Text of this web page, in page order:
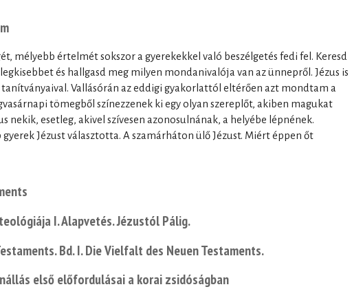
mélyebb értelmét sokszor a gyerekekkel való beszélgetés fedi fel. Keresd
és hallgasd meg milyen mondanivalója van az ünnepről. Jézus is
Vallásórán az eddigi gyakorlattól eltérően azt mondtam a
tömegből színezzenek ki egy olyan szereplőt, akiben magukat
nekik, esetleg, akivel szívesen azonosulnának, a helyébe lépnének.
Jézust választotta. A szamárháton ülő Jézust. Miért éppen őt
I. Alapvetés. Jézustól Pálig.
Bd. I. Die Vielfalt des Neuen Testaments.
első előfordulásai a korai zsidóságban